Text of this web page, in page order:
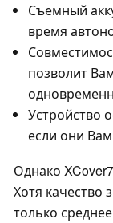
Съемный
время
позволит
Устройство
если они
Однако
Хотя качество
только